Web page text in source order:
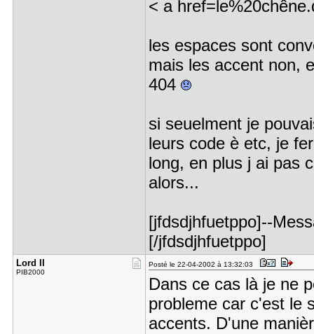
< a
les espaces sont
mais les accent non,
404
si seuelment je
leurs code è etc, je
long, en plus j ai pas
alors...
[jfdsdjhfuetppo]--
[/jfdsdjhfuetppo]
Lord II
PIB2000
Posté le 22-04-2002 à 13:32:03
Dans ce cas là je ne
probleme car c'est le
accents. D'une